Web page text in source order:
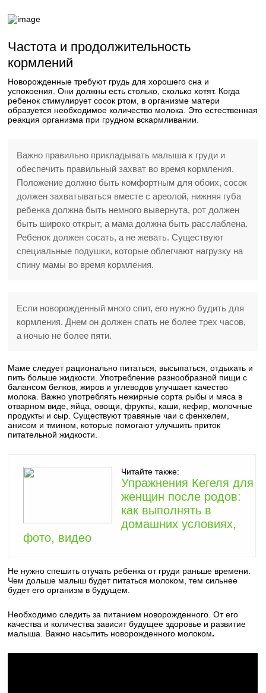
Частота и продолжительность
кормлений
Новорожденные требуют грудь для хорошего сна и
успокоения. Они должны есть столько, сколько хотят. Когда
ребенок стимулирует сосок ртом, в организме матери
образуется необходимое количество молока. Это естественная
реакция организма при грудном вскармливании.
Важно правильно прикладывать малыша к груди и
обеспечить правильный захват во время кормления.
Положение должно быть комфортным для обоих, сосок
должен захватываться вместе с ареолой, нижняя губа
ребенка должна быть немного вывернута, рот должен
быть широко открыт, а мама должна быть расслаблена.
Ребенок должен сосать, а не жевать. Существуют
специальные подушки, которые облегчают нагрузку на
спину мамы во время кормления.
Если новорожденный много спит, его нужно будить для
кормления. Днем он должен спать не более трех часов,
а ночью не более пяти.
Маме следует рационально питаться, высыпаться, отдыхать и
пить больше жидкости. Употребление разнообразной пищи с
балансом белков, жиров и углеводов улучшает качество
молока. Важно употреблять нежирные сорта рыбы и мяса в
отварном виде, яйца, овощи, фрукты, каши, кефир, молочные
продукты и сыр. Существуют травяные чаи с фенхелем,
анисом и тмином, которые помогают улучшить приток
питательной жидкости.
Читайте также:
Упражнения Кегеля для
женщин после родов:
как выполнять в
домашних условиях,
фото, видео
Не нужно спешить отучать ребенка от груди раньше времени.
Чем дольше малыш будет питаться молоком, тем сильнее
будет его организм в будущем.
Необходимо следить за питанием новорожденного. От его
качества и количества зависит будущее здоровье и развитие
малыша. Важно насытить новорожденного молоком.